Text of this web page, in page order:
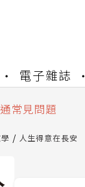
電子雜誌
系統維護中，
常見問題
重要說明及資
人生得意在長安